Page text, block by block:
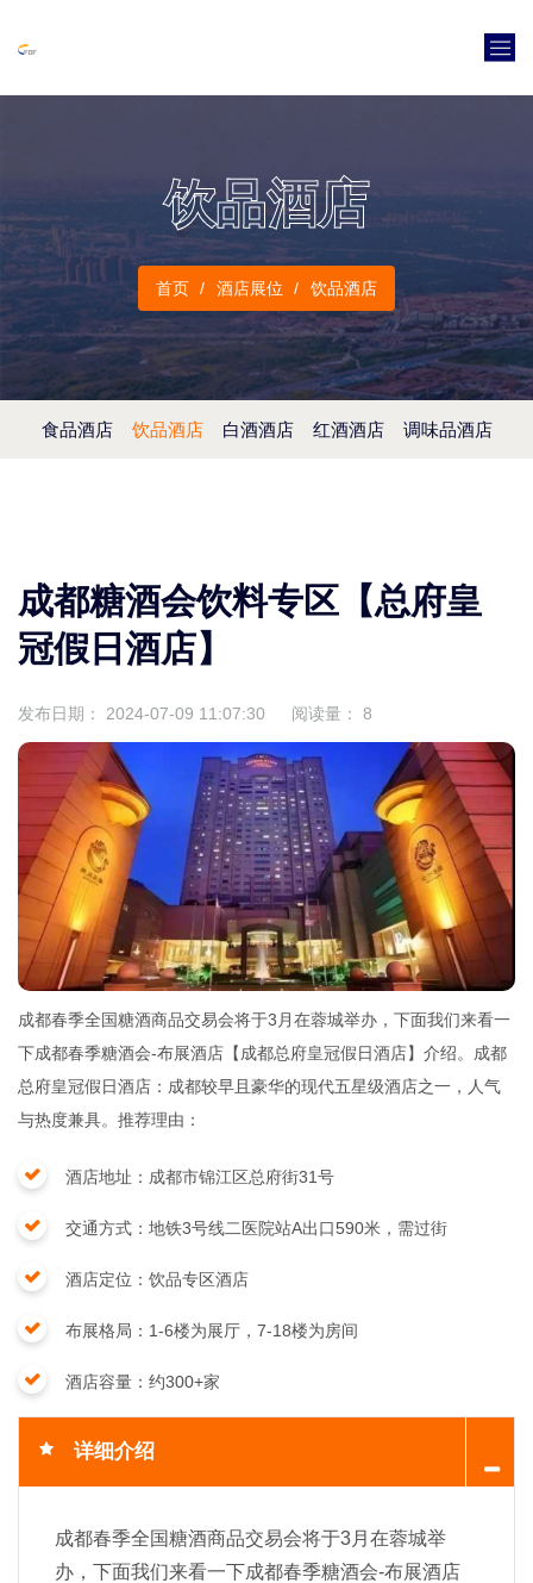
饮品酒店
首页 酒店展位 饮品酒店
食品酒店 饮品酒店 白酒酒店 红酒酒店 调味品酒店
成都糖酒会饮料专区【总府皇
冠假日酒店】
发布日期： 2024-07-09 11:07:30 阅读量： 8
成都春季全国糖酒商品交易会将于3月在蓉城举办，下面我们来看一
下成都春季糖酒会-布展酒店【成都总府皇冠假日酒店】介绍。成都
总府皇冠假日酒店：成都较早且豪华的现代五星级酒店之一，人气
与热度兼具。推荐理由：
酒店地址： 成都市锦江区总府街31号
交通方式： 地铁3号线二医院站A出口590米，需过街
酒店定位： 饮品专区酒店
布展格局： 1-6楼为展厅，7-18楼为房间
酒店容量： 约300+家
详细介绍
成都春季全国糖酒商品交易会将于3月在蓉城举
办，下面我们来看一下成都春季糖酒会-布展酒店